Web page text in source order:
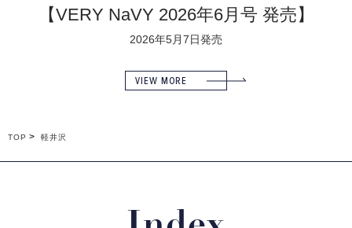
【VERY NaVY 2026年6月号 発売】
2026年5月7日発売
VIEW MORE
TOP 軽井沢